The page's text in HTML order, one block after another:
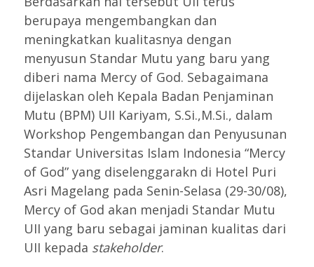
berupaya mengembangkan dan
meningkatkan kualitasnya dengan
menyusun Standar Mutu yang baru yang
diberi nama Mercy of God. Sebagaimana
dijelaskan oleh Kepala Badan Penjaminan
Mutu (BPM) UII Kariyam, S.Si.,M.Si., dalam
Workshop Pengembangan dan Penyusunan
Standar Universitas Islam Indonesia “Mercy
of God” yang diselenggarakn di Hotel Puri
Asri Magelang pada Senin-Selasa (29-30/08),
Mercy of God akan menjadi Standar Mutu
UII yang baru sebagai jaminan kualitas dari
UII kepada stakeholder.